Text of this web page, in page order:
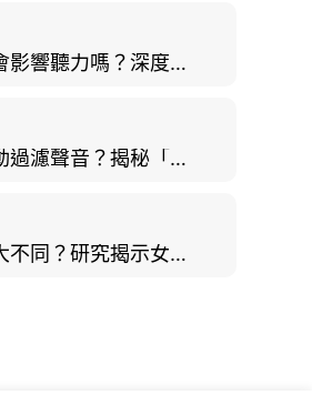
視力不好會影響聽力嗎？深度拆解大腦「眼耳並用」的科學秘密
大腦會自動過濾聲音？揭秘「聽覺注意」機制與聽力健康的深層關係
男女聽力大不同？研究揭示女性聽覺更靈敏！為何男性更易聽力損失？